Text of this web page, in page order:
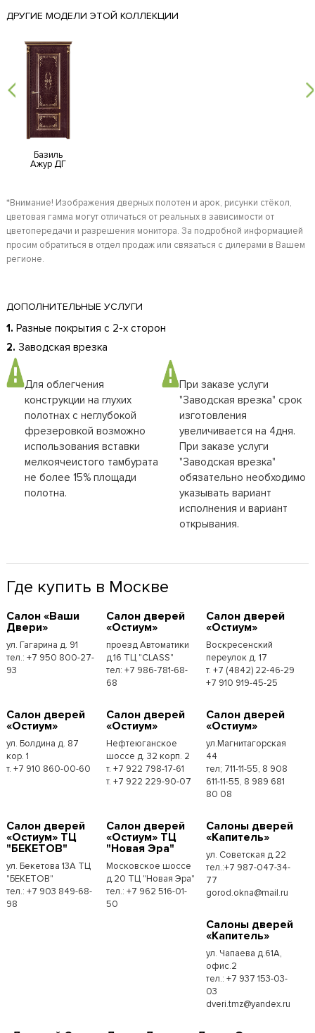
ДРУГИЕ МОДЕЛИ ЭТОЙ КОЛЛЕКЦИИ
Базиль
Ажур ДГ
*Внимание! Изображения дверных полотен и арок, рисунки стёкол,
цветовая гамма могут отличаться от реальных в зависимости от
цветопередачи и разрешения монитора. За подробной информацией
просим обратиться в отдел продаж или связаться с дилерами в Вашем
регионе.
ДОПОЛНИТЕЛЬНЫЕ УСЛУГИ
1. Разные покрытия с 2-х сторон
2. Заводская врезка
Для облегчения
конструкции на глухих
полотнах с неглубокой
фрезеровкой возможно
использования вставки
мелкоячеистого тамбурата
не более 15% площади
полотна.
При заказе услуги
"Заводская врезка" срок
изготовления
увеличивается на 4дня.
При заказе услуги
"Заводская врезка"
обязательно необходимо
указывать вариант
исполнения и вариант
открывания.
Где купить в Москве
Cалон «Ваши
Двери»
ул. Гагарина д. 91
тел.: +7 950 800-27-
93
Cалон дверей
«Остиум»
проезд Автоматики
д.16 ТЦ "CLASS"
тел: +7 986-781-68-
68
Cалон дверей
«Остиум»
Воскресенский
переулок д. 17
т. +7 (4842) 22-46-29
+7 910 919-45-25
Cалон дверей
«Остиум»
ул. Болдина д. 87
кор. 1
т. +7 910 860-00-60
Cалон дверей
«Остиум»
Нефтеюганское
шоссе д. 32 корп. 2
т. +7 922 798-17-61
т. +7 922 229-90-07
Cалон дверей
«Остиум»
ул.Магнитагорская
44
тел; 711-11-55, 8 908
611-11-55, 8 989 681
80 08
Cалон дверей
«Остиум» ТЦ
"БЕКЕТОВ"
ул. Бекетова 13А ТЦ
"БЕКЕТОВ"
тел.: +7 903 849-68-
98
Cалон дверей
«Остиум» ТЦ
"Новая Эра"
Московское шоссе
д.20 ТЦ "Новая Эра"
тел.: +7 962 516-01-
50
Cалоны дверей
«Капитель»
ул. Советская д.22
тел.:+7 987-047-34-
77
gorod.okna@mail.ru
Cалоны дверей
«Капитель»
ул. Чапаева д.61А,
офис.2
тел.: +7 937 153-03-
03
dveri.tmz@yandex.ru